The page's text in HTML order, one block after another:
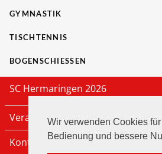
Wir verwenden Cookies
Bedienung und bessere
GYMNASTIK
TISCHTENNIS
BOGENSCHIESSEN
SC Hermaringen 2026
Veranstaltungen
Kontakt